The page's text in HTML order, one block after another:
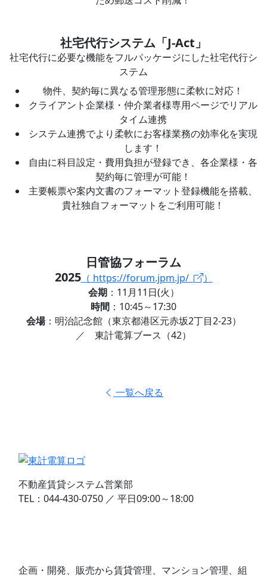
社宅代行システム「J-Act」
社宅代行に必要な機能をフルパッケージにした社宅代行シ
ステム
物件、契約毎に異なる管理形態に柔軟に対応！
クライアント企業様・仲介業者様専用ページでリアル
タイム連携
システム連携でより柔軟にお客様業務の効率化を実現
します！
自由に科目設定・費用負担が登録でき、各企業様・各
契約毎に管理が可能！
主要帳票や案内文書のフォーマット登録機能を搭載、
貴社独自フォーマットをご利用可能！
日管協フォーラム
2025（ https://forum.jpm.jp/
）
会期：11月11日(火）
時間 ：10:45～17:30
会場：明治記念館（東京都港区元赤坂2丁目2-23）
／ 東計電算ブース（42）
一覧へ戻る
不動産賃貸システム営業部
TEL：044-430-0750 ／ 平日09:00～18:00
企画・開発、販売から賃貸管理、マンション管理、組